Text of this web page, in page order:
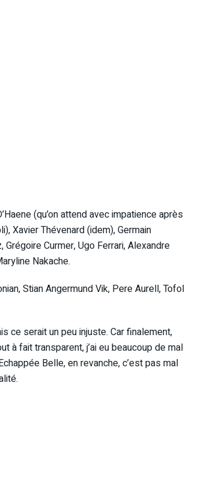
(qu’on attend avec impatience après
Xavier Thévenard (idem), Germain
Curmer, Ugo Ferrari, Alexandre
Nakache.
Stian Angermund Vik, Pere Aurell, Tofol
ce serait un peu injuste. Car finalement,
à fait transparent, j’ai eu beaucoup de mal
Belle, en revanche, c’est pas mal